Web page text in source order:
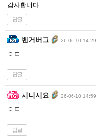
감사합니다
답글
벤거버그 26-06-10 14:29
ㅇㄷ
답글
시니시요 26-06-10 14:59
ㅇㄷ
답글